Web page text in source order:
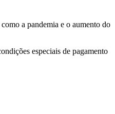
a pandemia e o aumento do
especiais de pagamento